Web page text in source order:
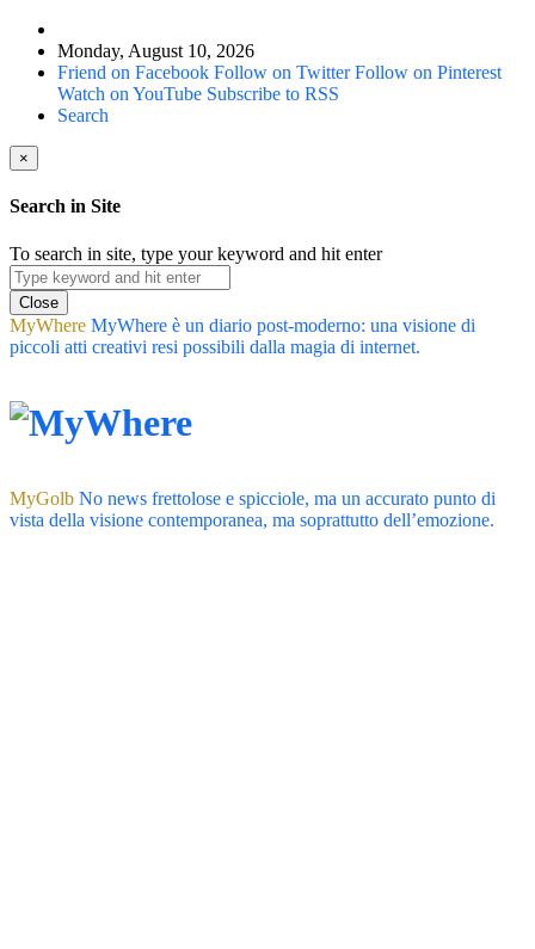
Monday, August 10, 2026
Friend on Facebook Follow on Twitter Follow on Pinterest
Watch on YouTube Subscribe to RSS
Search
×
Search in Site
To search in site, type your keyword and hit enter
Close
MyWhere MyWhere è un diario post-moderno: una visione di
piccoli atti creativi resi possibili dalla magia di internet.
MyGolb No news frettolose e spicciole, ma un accurato punto di
vista della visione contemporanea, ma soprattutto dell’emozione.